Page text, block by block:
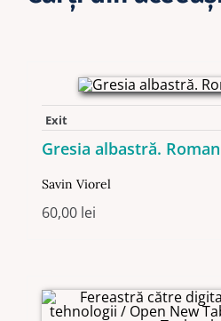
Exit
Gresia albastră.
Savin Viorel
60,00 lei